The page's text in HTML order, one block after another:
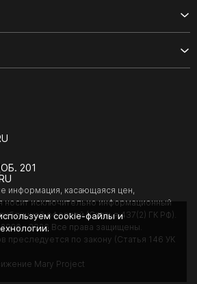
201
информация, касающаяся цен,
носит исключительно информационный
офертой (Статья 437(2) ГК РФ).
- 2026 Все права защищены.
преследуется по закону (Статья 146 УК
Mary Project
cookie-файлы и